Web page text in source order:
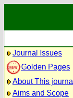
Journal Issues
Golden Pages
About This journal
Aims and Scope